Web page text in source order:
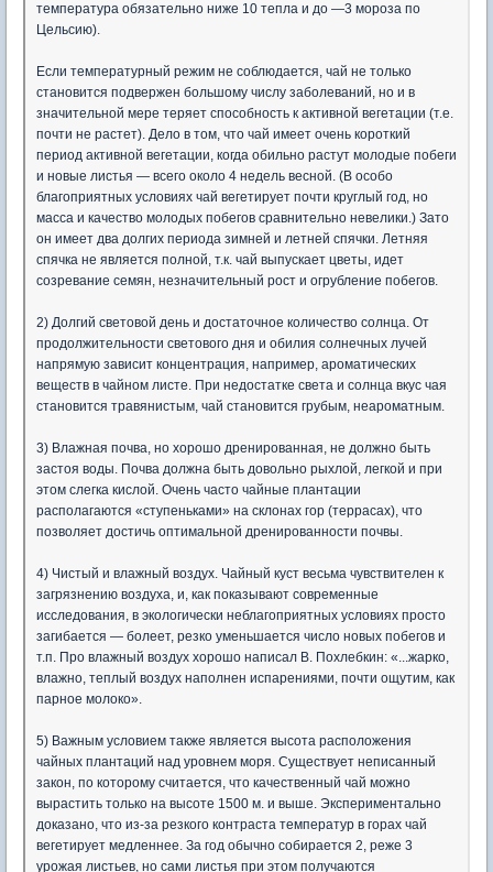
температура обязательно ниже 10 тепла и до —3 мороза по
Цельсию).
Если температурный режим не соблюдается, чай не только
становится подвержен большому числу заболеваний, но и в
значительной мере теряет способность к активной вегетации (т.е.
почти не растет). Дело в том, что чай имеет очень короткий
период активной вегетации, когда обильно растут молодые побеги
и новые листья — всего около 4 недель весной. (В особо
благоприятных условиях чай вегетирует почти круглый год, но
масса и качество молодых побегов сравнительно невелики.) Зато
он имеет два долгих периода зимней и летней спячки. Летняя
спячка не является полной, т.к. чай выпускает цветы, идет
созревание семян, незначительный рост и огрубление побегов.
2) Долгий световой день и достаточное количество солнца. От
продолжительности светового дня и обилия солнечных лучей
напрямую зависит концентрация, например, ароматических
веществ в чайном листе. При недостатке света и солнца вкус чая
становится травянистым, чай становится грубым, неароматным.
3) Влажная почва, но хорошо дренированная, не должно быть
застоя воды. Почва должна быть довольно рыхлой, легкой и при
этом слегка кислой. Очень часто чайные плантации
располагаются «ступеньками» на склонах гор (террасах), что
позволяет достичь оптимальной дренированности почвы.
4) Чистый и влажный воздух. Чайный куст весьма чувствителен к
загрязнению воздуха, и, как показывают современные
исследования, в экологически неблагоприятных условиях просто
загибается — болеет, резко уменьшается число новых побегов и
т.п. Про влажный воздух хорошо написал В. Похлебкин: «...жарко,
влажно, теплый воздух наполнен испарениями, почти ощутим, как
парное молоко».
5) Важным условием также является высота расположения
чайных плантаций над уровнем моря. Существует неписанный
закон, по которому считается, что качественный чай можно
вырастить только на высоте 1500 м. и выше. Экспериментально
доказано, что из-за резкого контраста температур в горах чай
вегетирует медленнее. За год обычно собирается 2, реже 3
урожая листьев, но сами листья при этом получаются